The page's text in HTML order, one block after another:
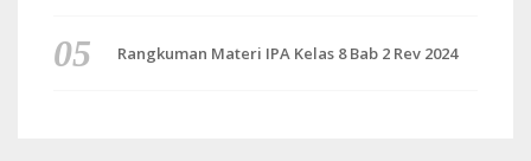
Rangkuman Materi IPA Kelas 8 Bab 2 Rev 2024